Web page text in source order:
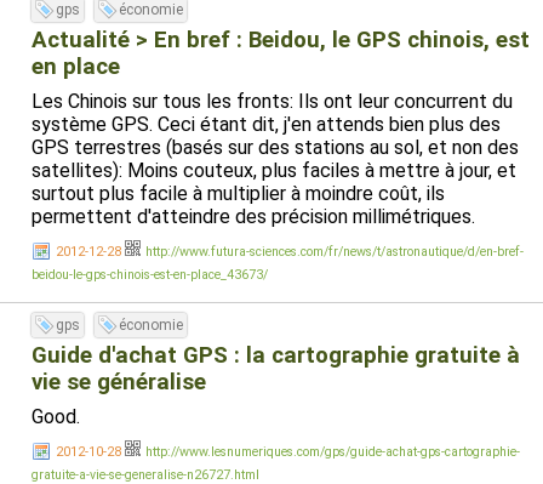
⚫ OsmAnd (http://osmand.net/
- Application opensource et gratuite.
- Taille sur SD: 2,64 Go pour la France entière (mais vous
pouvez ne télécharger que la région qui vous intéresse.)
- Cartes: OpenStreetMaps ; Monde entier ; Mises à jour:
Gratuites et fréquentes.
- Affichage 2D uniquement.
- Contient tous les POI (stations services, institutions,
gendarmerie, offices de tourisme, hôtels, pharmacies,
distributeurs de billets, restaurants...)
- Recherche par ville, rue.
- Pas d'affichage des panneaux des sorties.
▶ Avantages de Mappy GPS Free:
- **Beaucoup** plus intuitif que Navit (vraiment beaucoup)
- Possibilité de zoom automatique en fonction de la
- Nécessite moins de puissance CPU que Navit et
OsmAnd (donc fonctionnera mieux sur les "petits"
smartphones).
gps économie
Actualité > En bref : Beidou, le GPS chinois, est
en place
Les Chinois sur tous les fronts: Ils ont leur concurrent du
système GPS. Ceci étant dit, j'en attends bien plus des
GPS terrestres (basés sur des stations au sol, et non des
satellites): Moins couteux, plus faciles à mettre à jour, et
surtout plus facile à multiplier à moindre coût, ils
permettent d'atteindre des précision millimétriques.
2012-12-28
http://www.futura-sciences.com/fr/news/t/astronautique/d/en-bref-
beidou-le-gps-chinois-est-en-place_43673/
gps économie
Guide d'achat GPS : la cartographie gratuite à
vie se généralise
Good.
2012-10-28
http://www.lesnumeriques.com/gps/guide-achat-gps-cartographie-
gratuite-a-vie-se-generalise-n26727.html